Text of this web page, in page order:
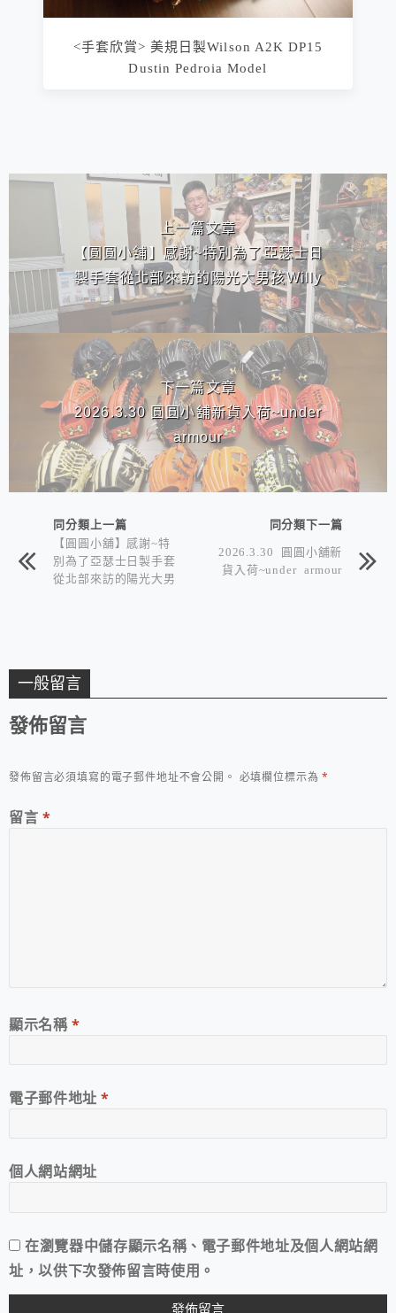
<手套欣賞> 美規日製Wilson A2K DP15
Dustin Pedroia Model
相連文章
上一篇文章
【圓圓小舖】感謝~特別為了亞瑟士日
製手套從北部來訪的陽光大男孩Willy
下一篇文章
2026.3.30 圓圓小舖新貨入荷~under
armour
同分類上一篇
【圓圓小舖】感謝~特
別為了亞瑟士日製手套
從北部來訪的陽光大男
同分類下一篇
2026.3.30 圓圓小舖新
貨入荷~under armour
一般留言
發佈留言
發佈留言必須填寫的電子郵件地址不會公開。 必填欄位標示為*
留言 *
顯示名稱*
電子郵件地址*
個人網站網址
在瀏覽器中儲存顯示名稱、電子郵件地址及個人網站網
址，以供下次發佈留言時使用。